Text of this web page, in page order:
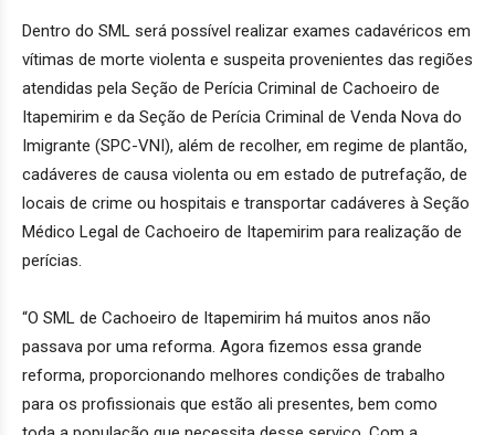
Dentro do SML será possível realizar exames cadavéricos em
vítimas de morte violenta e suspeita provenientes das regiões
atendidas pela Seção de Perícia Criminal de Cachoeiro de
Itapemirim e da Seção de Perícia Criminal de Venda Nova do
Imigrante (SPC-VNI), além de recolher, em regime de plantão,
cadáveres de causa violenta ou em estado de putrefação, de
locais de crime ou hospitais e transportar cadáveres à Seção
Médico Legal de Cachoeiro de Itapemirim para realização de
perícias.
“O SML de Cachoeiro de Itapemirim há muitos anos não
passava por uma reforma. Agora fizemos essa grande
reforma, proporcionando melhores condições de trabalho
para os profissionais que estão ali presentes, bem como